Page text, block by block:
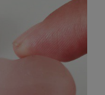
€65,00